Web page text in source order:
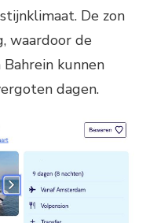
De zon
waardoor de
kunnen
dagen.